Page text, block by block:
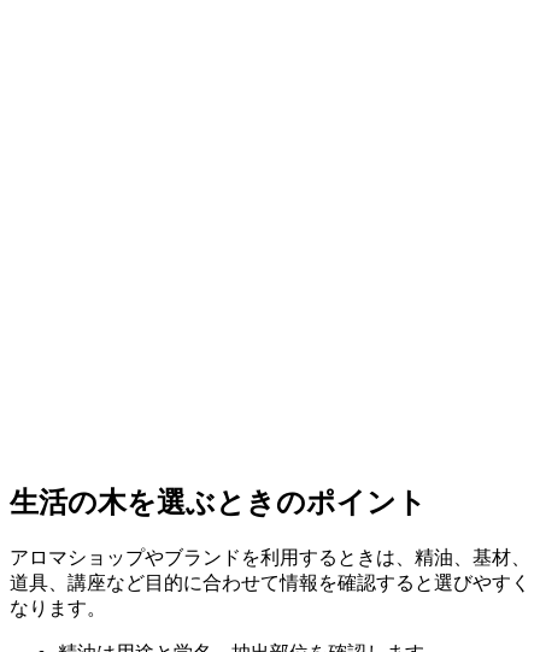
生活の木を選ぶときのポイント
アロマショップやブランドを利用するときは、精油、基材、
道具、講座など目的に合わせて情報を確認すると選びやすく
なります。